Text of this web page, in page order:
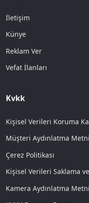
İletişim
Künye
Reklam Ver
Vefat İlanları
Kvkk
Kişisel Verileri Koruma
Müşteri Aydınlatma Metni
Çerez Politikası
Kişisel Verileri Saklama
Kamera Aydınlatma Metni